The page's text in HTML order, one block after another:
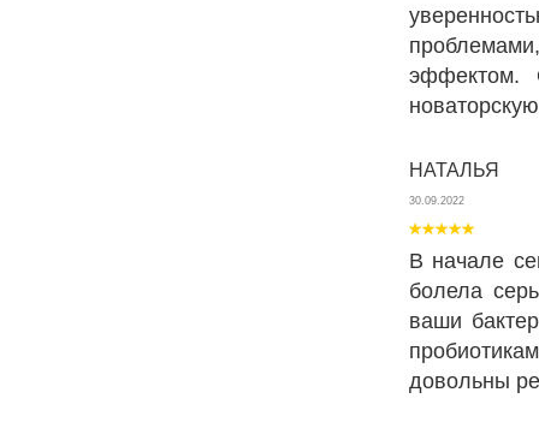
эффектом.
НАТАЛЬЯ
30.09.2022
В начале
болела
ваши
довольны